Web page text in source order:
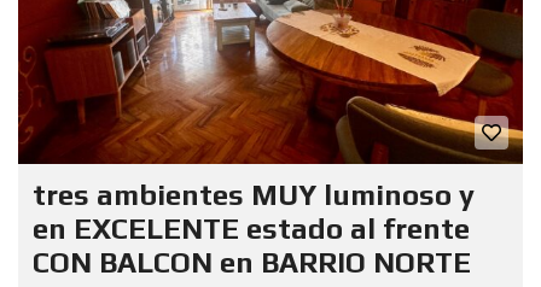
tres ambientes MUY luminoso y
en EXCELENTE estado al frente
CON BALCON en BARRIO NORTE